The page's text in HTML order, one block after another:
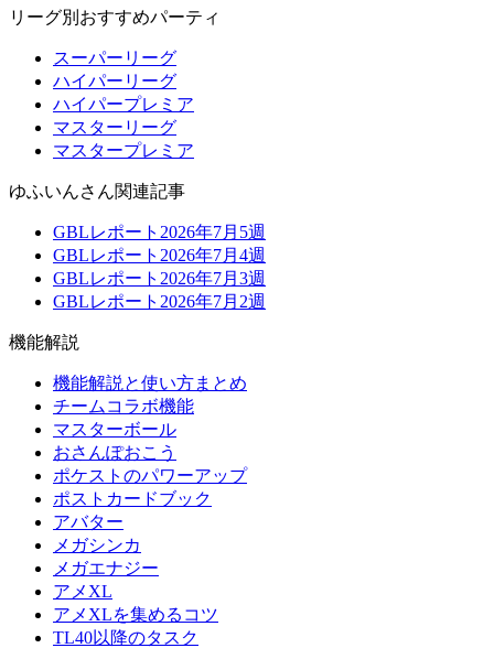
リーグ別おすすめパーティ
スーパーリーグ
ハイパーリーグ
ハイパープレミア
マスターリーグ
マスタープレミア
ゆふいんさん関連記事
GBLレポート2026年7月5週
GBLレポート2026年7月4週
GBLレポート2026年7月3週
GBLレポート2026年7月2週
機能解説
機能解説と使い方まとめ
チームコラボ機能
マスターボール
おさんぽおこう
ポケストのパワーアップ
ポストカードブック
アバター
メガシンカ
メガエナジー
アメXL
アメXLを集めるコツ
TL40以降のタスク